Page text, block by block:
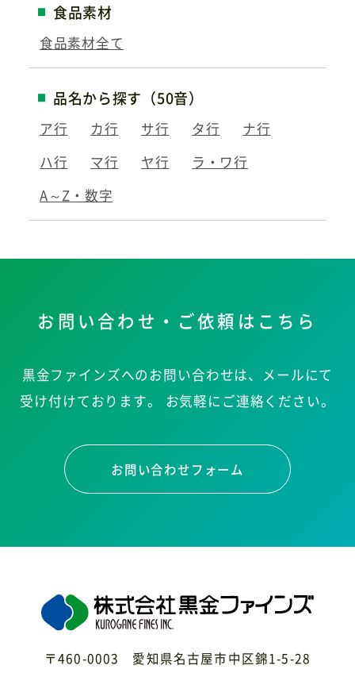
食品素材
食品素材全て
品名から探す（50音）
ア行 カ行 サ行 タ行
ナ行
ハ行
マ行 ヤ行
ラ・ワ行
A～Z・数字
お問い合わせ・ご依頼はこちら
黒金ファインズへのお問い合わせは、メールにて
受け付けております。
お気軽にご連絡ください。
お問い合わせフォーム
〒460-0003 愛知県名古屋市中区錦1-5-28